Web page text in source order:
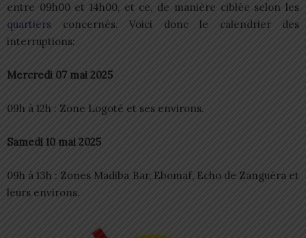
entre 09h00 et 14h00, et ce, de manière ciblée selon les
quartiers concernés. Voici donc le calendrier des
interruptions:
Mercredi 07 mai 2025
09h à 12h : Zone Logoté et ses environs.
Samedi 10 mai 2025
09h à 13h : Zones Madiba Bar, Ebomaf, Echo de Zanguéra et
leurs environs.